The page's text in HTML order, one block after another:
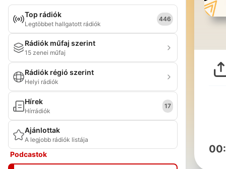
Top rádiók
Legtöbbet hallgatott rádiók
446
Rádiók műfaj szerint
15 zenei műfaj
Rádiók régió szerint
Helyi rádiók
Hírek
Hírrádiók
17
Ajánlottak
A legjobb rádiók listája
Podcastok